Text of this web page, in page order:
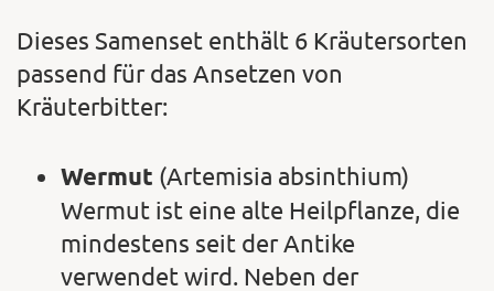
Dieses Samenset enthält 6 Kräutersorten
passend für das Ansetzen von
Kräuterbitter:
Wermut (Artemisia absinthium)
Wermut ist eine alte Heilpflanze, die
mindestens seit der Antike
verwendet wird. Neben der